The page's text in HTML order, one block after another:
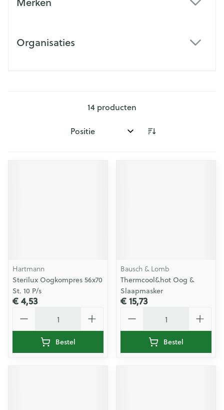
Organisaties
14 producten
Sorteer op:
Hartmann
Sterilux Oogkompres 56x70
St. 10 P/s
€ 4,53
Bestel
Bausch & Lomb
Thermcool&hot Oog &
Slaapmasker
€ 15,73
Bestel